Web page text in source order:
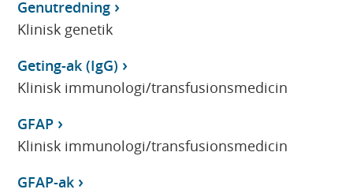
Genutredning
Klinisk genetik
Geting-ak (IgG)
Klinisk immunologi/transfusionsmedicin
GFAP
Klinisk immunologi/transfusionsmedicin
GFAP-ak